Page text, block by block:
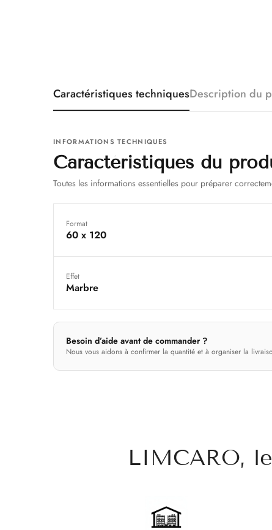
Caractéristiques techniquesDescription du
INFORMATIONS TECHNIQUES
Caractéristiques du
Toutes les informations essentielles pour préparer
Format
60 x 120
Effet
Marbre
Besoin d’aide avant de commander ?
Nous vous aidons à confirmer la quantité et à organiser la
LIMCARO,